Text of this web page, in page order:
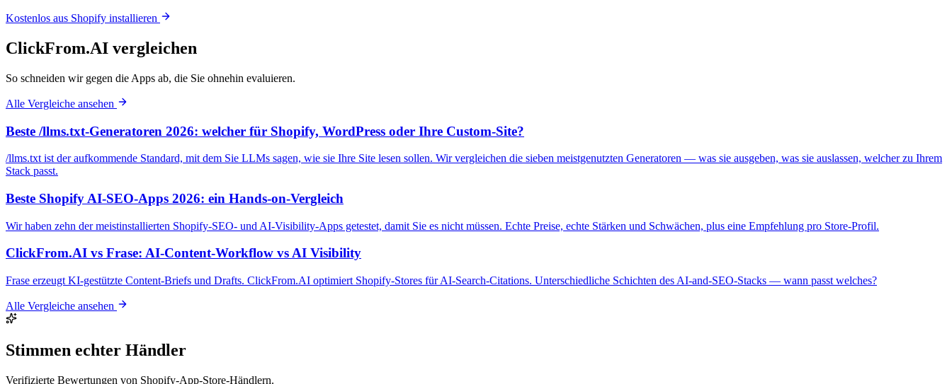
Kostenlos aus Shopify installieren
ClickFrom.AI vergleichen
So schneiden wir gegen die Apps ab, die Sie ohnehin evaluieren.
Alle Vergleiche ansehen
Beste /llms.txt-Generatoren 2026: welcher für Shopify, WordPress oder Ihre Custom-Site?
/llms.txt ist der aufkommende Standard, mit dem Sie LLMs sagen, wie sie Ihre Site lesen sollen. Wir vergleichen die sieben meistgenutzten Generatoren — was sie ausgeben, was sie auslassen, welcher zu Ihrem
Stack passt.
Beste Shopify AI-SEO-Apps 2026: ein Hands-on-Vergleich
Wir haben zehn der meistinstallierten Shopify-SEO- und AI-Visibility-Apps getestet, damit Sie es nicht müssen. Echte Preise, echte Stärken und Schwächen, plus eine Empfehlung pro Store-Profil.
ClickFrom.AI vs Frase: AI-Content-Workflow vs AI Visibility
Frase erzeugt KI-gestützte Content-Briefs und Drafts. ClickFrom.AI optimiert Shopify-Stores für AI-Search-Citations. Unterschiedliche Schichten des AI-and-SEO-Stacks — wann passt welches?
Alle Vergleiche ansehen
Stimmen echter Händler
Verifizierte Bewertungen von Shopify-App-Store-Händlern.